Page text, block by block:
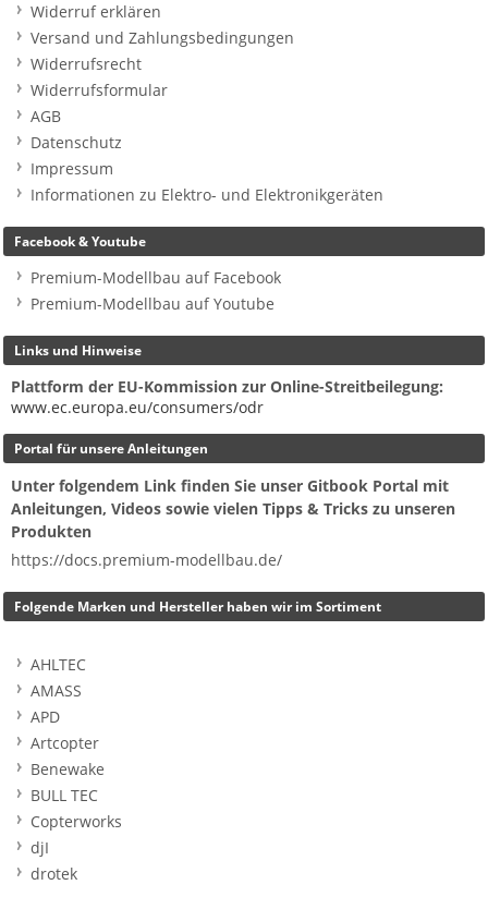
Widerruf erklären
Versand und Zahlungsbedingungen
Widerrufsrecht
Widerrufsformular
AGB
Datenschutz
Impressum
Informationen zu Elektro- und Elektronikgeräten
Facebook & Youtube
Premium-Modellbau auf Facebook
Premium-Modellbau auf Youtube
Links und Hinweise
Plattform der EU-Kommission zur Online-Streitbeilegung:
www.ec.europa.eu/consumers/odr
Portal für unsere Anleitungen
Unter folgendem Link finden Sie unser Gitbook Portal mit
Anleitungen, Videos sowie vielen Tipps & Tricks zu unseren
Produkten
https://docs.premium-modellbau.de/
Folgende Marken und Hersteller haben wir im Sortiment
AHLTEC
AMASS
APD
Artcopter
Benewake
BULL TEC
Copterworks
djI
drotek